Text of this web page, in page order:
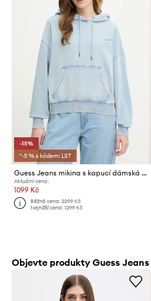
-15%
*-5 % s kódem: LST
Guess Jeans mikina s kapucí dámská bavlněná
Aktuální cena:
1099 Kč
Běžná cena:2299 Kč
Nejnižší cena:1299 Kč
Objevte produkty Guess Jeans